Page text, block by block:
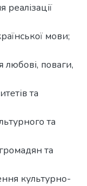
мови;
поваги,
та
та
та
культурно-